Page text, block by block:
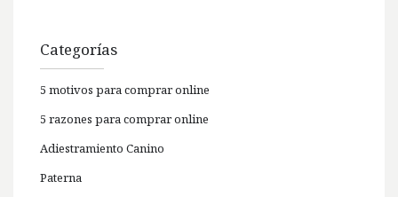
Categorías
5 motivos para comprar online
5 razones para comprar online
Adiestramiento Canino
Paterna